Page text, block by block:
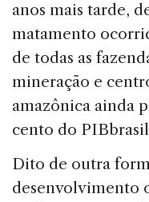
anos mais tarde,
matamento
de todas as
mineração e
amazônica ainda
cento do
Dito de outra
desenvolvimento